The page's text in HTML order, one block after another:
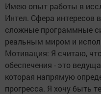
Имею опыт работы в
Интел. Сфера интересов
сложные программные
реальным миром и
Мотивация: Я считаю,
обеспечения - это
которая напрямую
прогресса. Я хочу быть